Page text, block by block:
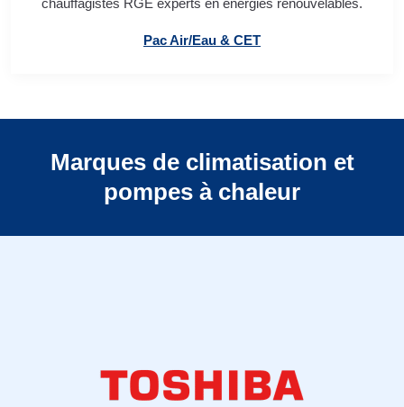
chauffagistes RGE experts en énergies renouvelables.
Pac Air/Eau & CET
Marques de climatisation et
pompes à chaleur